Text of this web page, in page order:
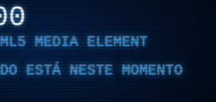
MEDIA ELEMENT
ESTÁ NESTE MOMENTO